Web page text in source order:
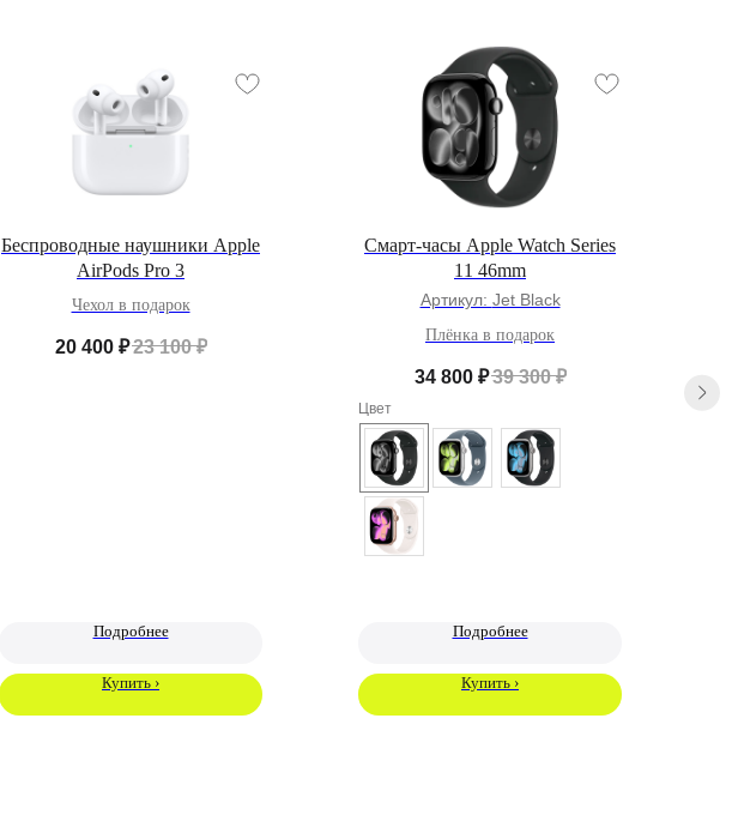
Беспроводные наушники Apple
AirPods Pro 3
Чехол в подарок
20 400 ₽23 100 ₽
Подробнее
Купить ›
Смарт-часы Apple Watch Series
11 46mm
Артикул: Jet Black
Плёнка в подарок
34 800 ₽39 300 ₽
Цвет
Подробнее
Купить ›